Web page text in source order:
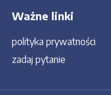
Ważne linki
polityka prywatności
zadaj pytanie